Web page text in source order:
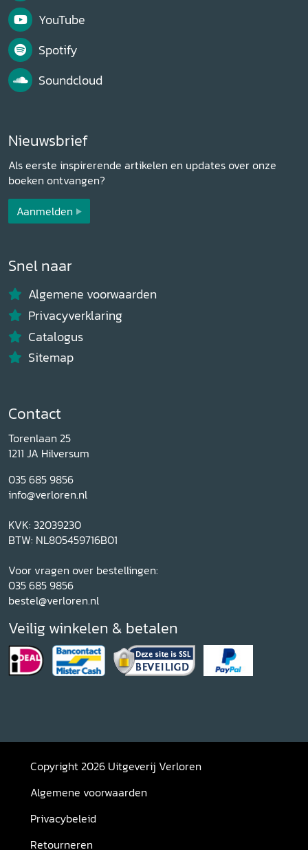
YouTube
Spotify
Soundcloud
Nieuwsbrief
Als eerste inspirerende artikelen en updates over onze
boeken ontvangen?
Aanmelden
Snel naar
Algemene voorwaarden
Privacyverklaring
Catalogus
Sitemap
Contact
Torenlaan 25
1211 JA Hilversum
035 685 9856
info@verloren.nl
KVK: 32039230
BTW: NL805459716B01
Voor vragen over bestellingen:
035 685 9856
bestel@verloren.nl
Veilig winkelen & betalen
Copyright 2026 Uitgeverij Verloren
Algemene voorwaarden
Privacybeleid
Retourneren